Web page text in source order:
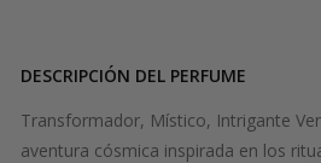
DESCRIPCIÓN DEL PERFUME
Transformador, Místico, Intrigante
aventura cósmica inspirada en los